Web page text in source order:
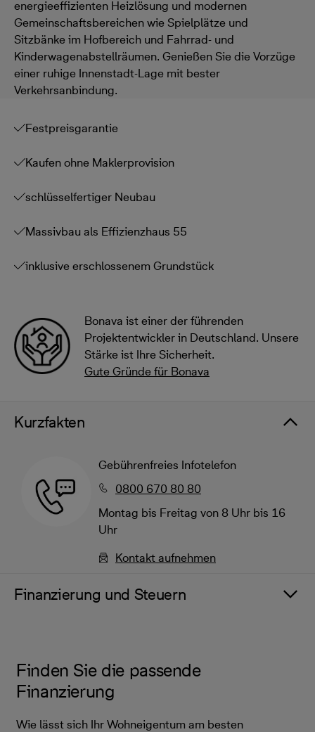
energieeffizienten Heizlösung und modernen
Gemeinschaftsbereichen wie Spielplätze und
Sitzbänke im Hofbereich und Fahrrad- und
Kinderwagenabstellräumen. Genießen Sie die Vorzüge
einer ruhige Innenstadt-Lage mit bester
Verkehrsanbindung.
Festpreisgarantie
Kaufen ohne Maklerprovision
schlüsselfertiger Neubau
Massivbau als Effizienzhaus 55
inklusive erschlossenem Grundstück
Bonava ist einer der führenden
Projektentwickler in Deutschland. Unsere
Stärke ist Ihre Sicherheit.
Gute Gründe für Bonava
Kurzfakten
Gebührenfreies Infotelefon
0800 670 80 80
Montag bis Freitag von 8 Uhr bis 16
Uhr
Kontakt aufnehmen
Finanzierung und Steuern
Finden Sie die passende
Finanzierung
Wie lässt sich Ihr Wohneigentum am besten